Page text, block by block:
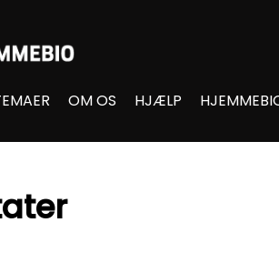
OM OS HJÆLP